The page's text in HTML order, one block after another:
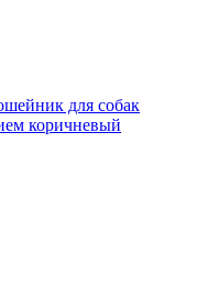
для собак
коричневый